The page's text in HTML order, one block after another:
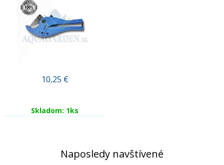
10,25 €
Skladom: 1ks
Naposledy navštívené